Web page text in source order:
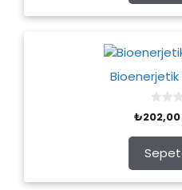
0
o
t
o
f
5
₺202,00